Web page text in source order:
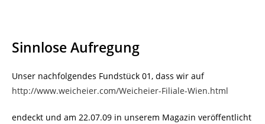
Sinnlose Aufregung
Unser nachfolgendes Fundstück 01, dass wir auf
http://www.weicheier.com/Weicheier-Filiale-Wien.html
endeckt und am 22.07.09 in unserem Magazin veröffentlicht